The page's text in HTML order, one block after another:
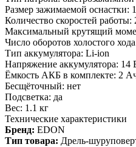
Размер зажимаемой оснастки:
Количество скоростей работы:
Максимальный крутящий
Число оборотов холостого
Тип аккумулятора: Li-ion
Напряжение аккумулятора: 14
Ёмкость АКБ в комплекте: 2
Бесщёточный: нет
Подсветка: да
Вес: 1.1 кг
Технические характеристики
Бренд: EDON
Тип товара: Дрель-